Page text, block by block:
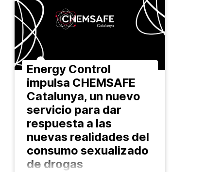
Energy Control
impulsa CHEMSAFE
Catalunya, un nuevo
servicio para dar
respuesta a las
nuevas realidades del
consumo sexualizado
de drogas